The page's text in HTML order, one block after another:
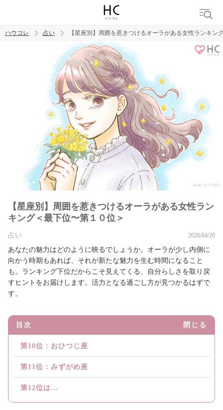
トレンド ワード
ハウコレ 占い 【星座別】周囲を惹きつけるオーラがある女性ランキン
【星座別】周囲を惹きつけるオーラがある女性ラン
キング＜最下位〜第１０位＞
占い 2026/04/20
あなたの魅力はどのように映るでしょうか。オーラが少し内側に
向かう時期もあれば、それが新たな魅力を生む時間になること
も。ランキング下位だからこそ見えてくる、自分らしさを取り戻
すヒントをお届けします。活力となる過ごし方が見つかるはずで
す。
目次 閉じる
第10位：おひつじ座
第11位：みずがめ座
第12位は…